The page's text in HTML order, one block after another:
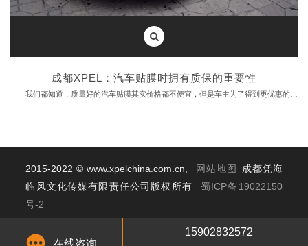
成都XPEL：汽车贴膜时拥有质保的重要性
三、产品真伪难辨
2015-2022 © www.xpelchina.com.cn, 网站地图
成都凭海
临风文化传媒有限责任公司版权所有
蜀ICP备19022150
号-2
汽车贴膜 汽车贴膜案例
在线咨询
15902832572